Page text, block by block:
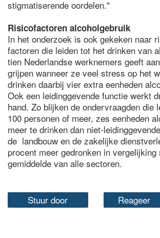
stigmatiserende oordelen."
Risicofactoren alcoholgebruik
In het onderzoek is ook gekeken naar
factoren die leiden tot het drinken van
tien Nederlandse werknemers geeft
grijpen wanneer ze veel stress op het
drinken daarbij vier extra eenheden
Ook een leidinggevende functie werkt
hand. Zo blijken de ondervraagden die
100 personen of meer, zes eenheden
meer te drinken dan niet-
de landbouw en de zakelijke
procent meer gedronken in vergelijking
gemiddelde van alle sectoren.
Stuur door Reageer